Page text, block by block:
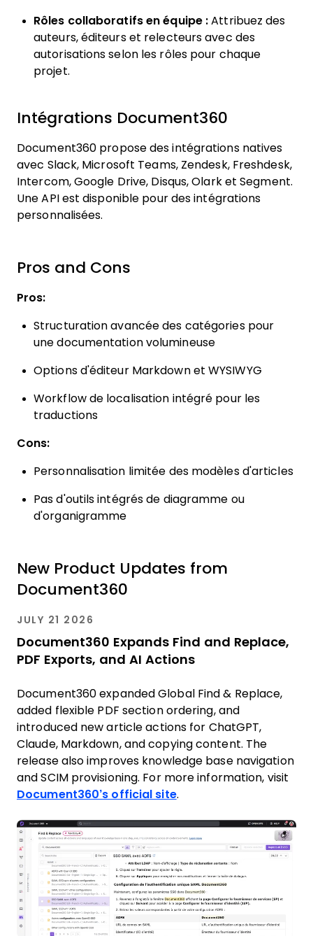
Rôles collaboratifs en équipe : Attribuez des
auteurs, éditeurs et relecteurs avec des
autorisations selon les rôles pour chaque
projet.
Intégrations Document360
Document360 propose des intégrations natives
avec Slack, Microsoft Teams, Zendesk, Freshdesk,
Intercom, Google Drive, Disqus, Olark et Segment.
Une API est disponible pour des intégrations
personnalisées.
Pros and Cons
Pros:
Structuration avancée des catégories pour
une documentation volumineuse
Options d'éditeur Markdown et WYSIWYG
Workflow de localisation intégré pour les
traductions
Cons:
Personnalisation limitée des modèles d'articles
Pas d'outils intégrés de diagramme ou
d'organigramme
New Product Updates from
Document360
JULY 21 2026
Document360 Expands Find and Replace,
PDF Exports, and AI Actions
Document360 expanded Global Find & Replace,
added flexible PDF section ordering, and
introduced new article actions for ChatGPT,
Claude, Markdown, and copying content. The
release also improves knowledge base navigation
and SCIM provisioning. For more information, visit
Document360’s official site.